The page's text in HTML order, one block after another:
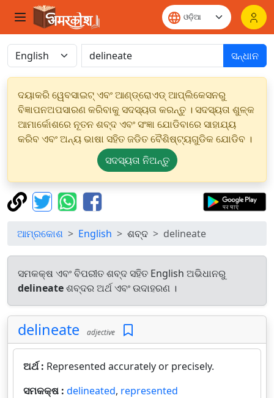
ସନ୍ଧାନ
ଦୟାକରି ୱେବସାଇଟ୍ ଏବଂ ଆଣ୍ଡ୍ରୋଏଡ୍ ଆପ୍ଲିକେସନରୁ
ବିଜ୍ଞାପନଅପସାରଣ କରିବାକୁ ସଦସ୍ୟତା କରନ୍ତୁ । ସଦସ୍ୟତା ଶୁଳ୍କ
ଆମାର୍କୋଶରେ ନୂତନ ଶବ୍ଦ ଏବଂ ସଂଜ୍ଞା ଯୋଡିବାରେ ସାହାଯ୍ୟ
କରିବ ଏବଂ ଅନ୍ୟ ଭାଷା ସହିତ ଜଡିତ ବୈଶିଷ୍ଟ୍ୟଗୁଡିକ ଯୋଡିବ ।
ସଦସ୍ୟତା ନିଅନ୍ତୁ
ଆମ୍ରକୋଶ English ଶବ୍ଦ delineate
ସମକକ୍ଷ ଏବଂ ବିପରୀତ ଶବ୍ଦ ସହିତ English ଅଭିଧାନରୁ
delineateଶବ୍ଦର ଅର୍ଥ ଏବଂ ଉଦାହରଣ ।
delineate adjective
ଅର୍ଥ : Represented accurately or precisely.
ସମକକ୍ଷ : delineated, represented